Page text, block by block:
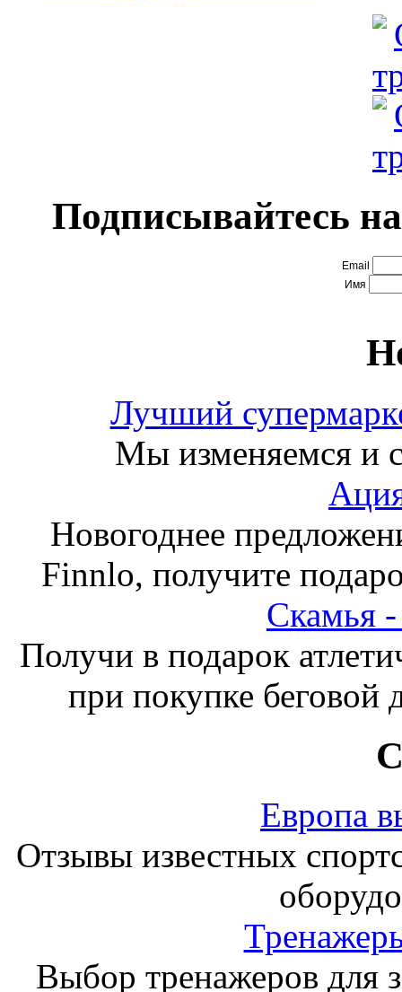
Подписывайтесь
Email
Имя
Лучший
Мы изменяемся и
Новогоднее
Finnlo, получите
Получи в подарок
при покупке беговой
Европа
Отзывы известных
Выбор тренажеров для